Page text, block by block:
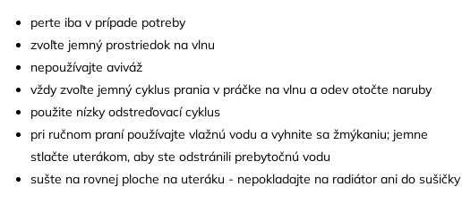
perte iba v prípade potreby
zvoľte jemný prostriedok na vlnu
nepoužívajte aviváž
vždy zvoľte jemný cyklus prania v práčke na vlnu a odev otočte naruby
použite nízky odstreďovací cyklus
pri ručnom praní používajte vlažnú vodu a vyhnite sa žmýkaniu; jemne
stlačte uterákom, aby ste odstránili prebytočnú vodu
sušte na rovnej ploche na uteráku - nepokladajte na radiátor ani do sušičky